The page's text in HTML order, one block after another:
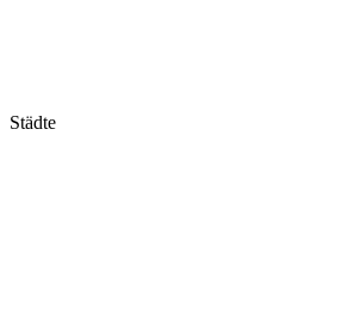
Städte